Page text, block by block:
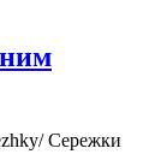
Сережки